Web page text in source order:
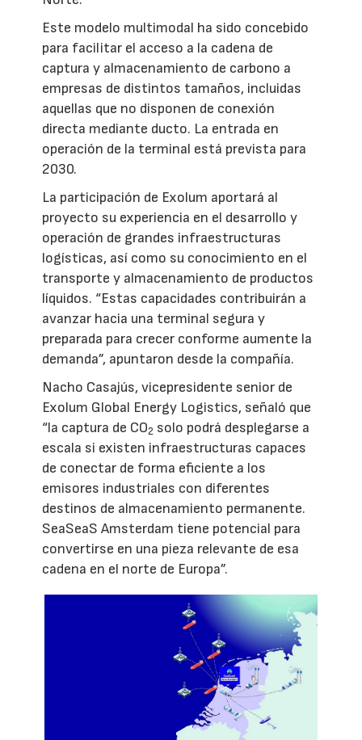
Este modelo multimodal ha sido concebido
para facilitar el acceso a la cadena de
captura y almacenamiento de carbono a
empresas de distintos tamaños, incluidas
aquellas que no disponen de conexión
directa mediante ducto. La entrada en
operación de la terminal está prevista para
2030.
La participación de Exolum aportará al
proyecto su experiencia en el desarrollo y
operación de grandes infraestructuras
logísticas, así como su conocimiento en el
transporte y almacenamiento de productos
líquidos. “Estas capacidades contribuirán a
avanzar hacia una terminal segura y
preparada para crecer conforme aumente la
demanda”, apuntaron desde la compañía.
Nacho Casajús, vicepresidente senior de
Exolum Global Energy Logistics, señaló que
“la captura de CO2 solo podrá desplegarse a
escala si existen infraestructuras capaces
de conectar de forma eficiente a los
emisores industriales con diferentes
destinos de almacenamiento permanente.
SeaSeaS Amsterdam tiene potencial para
convertirse en una pieza relevante de esa
cadena en el norte de Europa”.